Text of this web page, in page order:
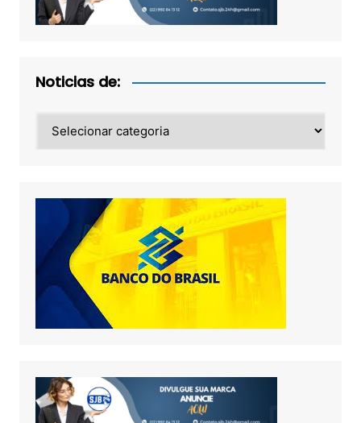
Noticias de:
de: